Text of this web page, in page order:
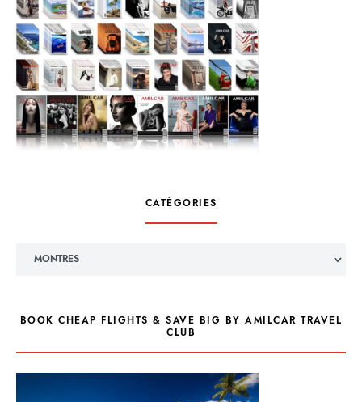
CATÉGORIES
BOOK CHEAP FLIGHTS & SAVE BIG BY AMILCAR TRAVEL
CLUB